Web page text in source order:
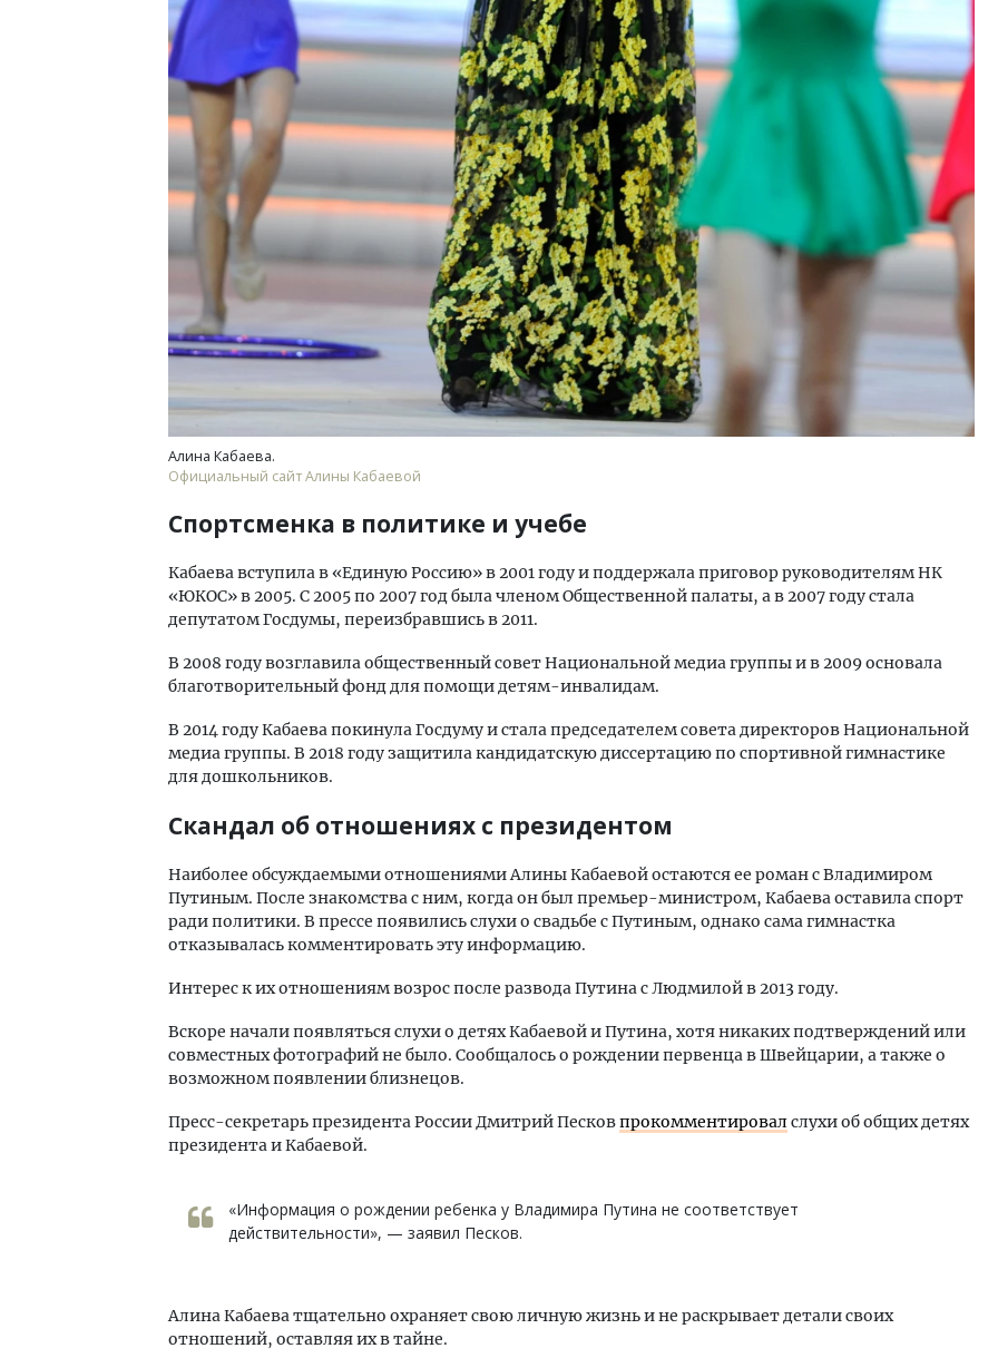
Алина Кабаева.
Официальный сайт Алины Кабаевой
Спортсменка в политике и учебе
Кабаева вступила в «Единую Россию» в 2001 году и поддержала приговор руководителям НК
«ЮКОС» в 2005. С 2005 по 2007 год была членом Общественной палаты, а в 2007 году стала
депутатом Госдумы, переизбравшись в 2011.
В 2008 году возглавила общественный совет Национальной медиа группы и в 2009 основала
благотворительный фонд для помощи детям-инвалидам.
В 2014 году Кабаева покинула Госдуму и стала председателем совета директоров Национальной
медиа группы. В 2018 году защитила кандидатскую диссертацию по спортивной гимнастике
для дошкольников.
Скандал об отношениях с президентом
Наиболее обсуждаемыми отношениями Алины Кабаевой остаются ее роман с Владимиром
Путиным. После знакомства с ним, когда он был премьер-министром, Кабаева оставила спорт
ради политики. В прессе появились слухи о свадьбе с Путиным, однако сама гимнастка
отказывалась комментировать эту информацию.
Интерес к их отношениям возрос после развода Путина с Людмилой в 2013 году.
Вскоре начали появляться слухи о детях Кабаевой и Путина, хотя никаких подтверждений или
совместных фотографий не было. Сообщалось о рождении первенца в Швейцарии, а также о
возможном появлении близнецов.
Пресс-секретарь президента России Дмитрий Песковпрокомментировалслухи об общих детях
президента и Кабаевой.
«Информация о рождении ребенка у Владимира Путина не соответствует
действительности», — заявил Песков.
Алина Кабаева тщательно охраняет свою личную жизнь и не раскрывает детали своих
отношений, оставляя их в тайне.